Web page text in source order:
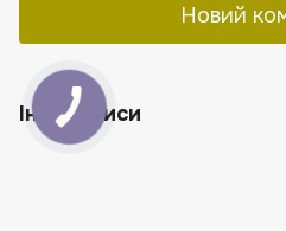
Новий
Інші записи